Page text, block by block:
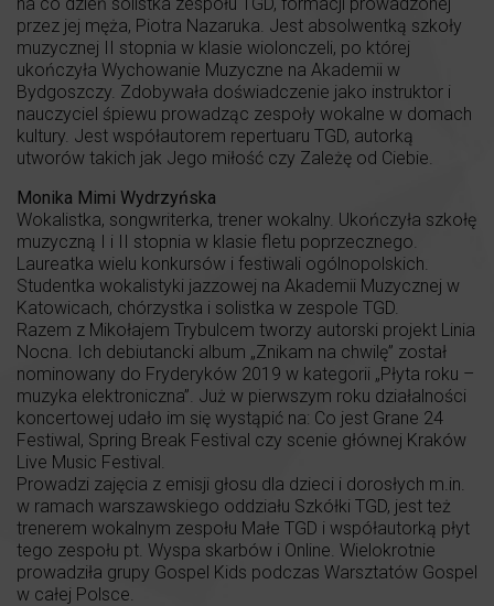
przez jej męża, Piotra Nazaruka. Jest absolwentką szkoły
muzycznej II stopnia w klasie wiolonczeli, po której
ukończyła Wychowanie Muzyczne na Akademii w
Bydgoszczy. Zdobywała doświadczenie jako instruktor i
nauczyciel śpiewu prowadząc zespoły wokalne w domach
kultury. Jest współautorem repertuaru TGD, autorką
utworów takich jak Jego miłość czy Zależę od Ciebie.
Monika Mimi Wydrzyńska
Wokalistka, songwriterka, trener wokalny. Ukończyła szkołę
muzyczną I i II stopnia w klasie fletu poprzecznego.
Laureatka wielu konkursów i festiwali ogólnopolskich.
Studentka wokalistyki jazzowej na Akademii Muzycznej w
Katowicach, chórzystka i solistka w zespole TGD.
Razem z Mikołajem Trybulcem tworzy autorski projekt Linia
Nocna. Ich debiutancki album „Znikam na chwilę” został
nominowany do Fryderyków 2019 w kategorii „Płyta roku –
muzyka elektroniczna”. Już w pierwszym roku działalności
koncertowej udało im się wystąpić na: Co jest Grane 24
Festiwal, Spring Break Festival czy scenie głównej Kraków
Live Music Festival.
Prowadzi zajęcia z emisji głosu dla dzieci i dorosłych m.in.
w ramach warszawskiego oddziału Szkółki TGD, jest też
trenerem wokalnym zespołu Małe TGD i współautorką płyt
tego zespołu pt. Wyspa skarbów i Online. Wielokrotnie
prowadziła grupy Gospel Kids podczas Warsztatów Gospel
w całej Polsce.